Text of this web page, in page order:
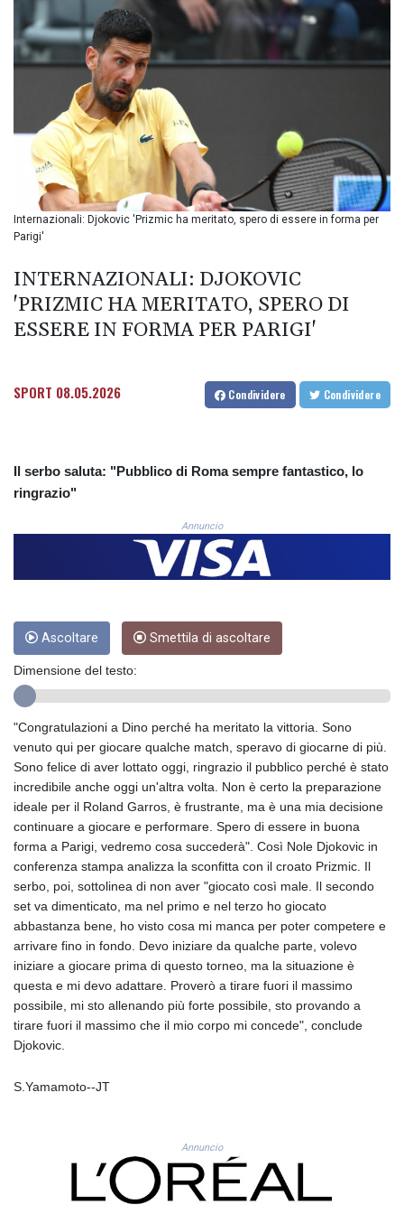
BIF 3457.859125
BMD 1.155508
BOB 14.025967
BWP 15.661517
BYN 3.415745
BYR
22647.966202
BZD 2.322716
2612.604653
CHF 0.93223
CLF 0.026748
CNY 7.799775
CNH 7.796366
CUC 1.155508
CVE 110.577359
CZK 24.184522
DJF 205.35721
DKK 7.475388
DZD 153.466204
EGP 57.550907
ERN 17.332627
GEL 3.021622
GGP 0.858801
GMD 84.931759
GTQ 8.809078
GYD 241.584711
HKD 9.063364
HNL 31.036971
HUF 361.860769
IDR
1514.293863
IRR
1588593.057877
Internazionali: Djokovic 'Prizmic ha meritato, spero di essere in forma per
Parigi'
INTERNAZIONALI: DJOKOVIC
'PRIZMIC HA MERITATO, SPERO DI
ESSERE IN FORMA PER PARIGI'
SPORT 08.05.2026 Condividere Condividere
Il serbo saluta: "Pubblico di Roma sempre fantastico, lo
ringrazio"
Annuncio
Ascoltare Smettila di ascoltare
Dimensione del testo:
"Congratulazioni a Dino perché ha meritato la vittoria. Sono
venuto qui per giocare qualche match, speravo di giocarne di più.
Sono felice di aver lottato oggi, ringrazio il pubblico perché è stato
incredibile anche oggi un'altra volta. Non è certo la preparazione
ideale per il Roland Garros, è frustrante, ma è una mia decisione
continuare a giocare e performare. Spero di essere in buona
forma a Parigi, vedremo cosa succederà". Così Nole Djokovic in
conferenza stampa analizza la sconfitta con il croato Prizmic. Il
serbo, poi, sottolinea di non aver "giocato così male. Il secondo
set va dimenticato, ma nel primo e nel terzo ho giocato
abbastanza bene, ho visto cosa mi manca per poter competere e
arrivare fino in fondo. Devo iniziare da qualche parte, volevo
iniziare a giocare prima di questo torneo, ma la situazione è
questa e mi devo adattare. Proverò a tirare fuori il massimo
possibile, mi sto allenando più forte possibile, sto provando a
tirare fuori il massimo che il mio corpo mi concede", conclude
Djokovic.
S.Yamamoto--JT
Annuncio